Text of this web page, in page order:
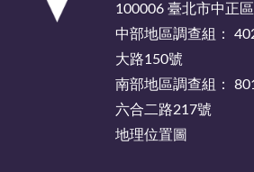
100006 臺北市中正
中部地區調查組：
大路150號
南部地區調查組：
六合二路217號
地理位置圖